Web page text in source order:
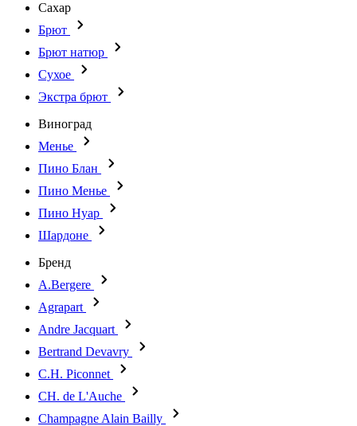
Сахар
Брют
Брют натюр
Сухое
Экстра брют
Виноград
Менье
Пино Блан
Пино Менье
Пино Нуар
Шардоне
Бренд
A.Bergere
Agrapart
Andre Jacquart
Bertrand Devavry
C.H. Piconnet
CH. de L'Auche
Champagne Alain Bailly